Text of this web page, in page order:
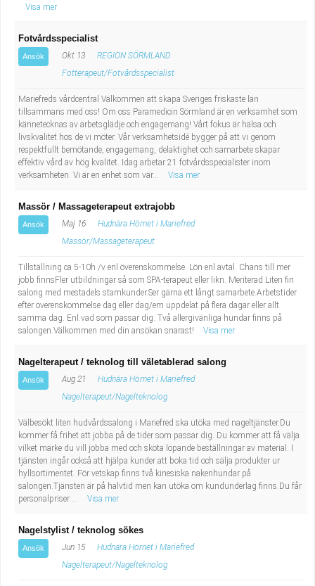
Visa mer
Fotvårdsspecialist
Ansök Okt 13
REGION SÖRMLAND
Fotterapeut/Fotvårdsspecialist
Mariefreds vårdcentral Välkommen att skapa Sveriges friskaste län
tillsammans med oss! Om oss Paramedicin Sörmland är en verksamhet som
kännetecknas av arbetsglädje och engagemang! Vårt fokus är hälsa och
livskvalitet hos de vi möter. Vår verksamhetsidé bygger på att vi genom
respektfullt bemötande, engagemang, delaktighet och samarbete skapar
effektiv vård av hög kvalitet. Idag arbetar 21 fotvårdsspecialister inom
verksamheten. Vi är en enhet som vär...
Visa mer
Massör / Massageterapeut extrajobb
Ansök Maj 16
Hudnära Hörnet i Mariefred
Massör/Massageterapeut
Tillställning ca 5-10h /v enl överenskommelse. Lön enl avtal. Chans till mer
jobb finnsFler utbildningar så som SPA-terapeut eller likn. Meriterad.Liten fin
salong med mestadels stamkunder.Ser gärna ett långt samarbete.Arbetstider
efter överenskommelse dag eller dag/em uppdelat på flera dagar eller allt
samma dag. Enl.vad som passar dig. Två allergivänliga hundar finns på
salongen.Välkommen med din ansökan snarast!
Visa mer
Nagelterapeut / teknolog till väletablerad salong
Ansök Aug 21
Hudnära Hörnet i Mariefred
Nagelterapeut/Nagelteknolog
Välbesökt liten hudvårdssalong i Mariefred ska utöka med nageltjänster.Du
kommer få frihet att jobba på de tider som passar dig. Du kommer att få välja
vilket märke du vill jobba med och sköta löpande beställningar av material. I
tjänsten ingår också att hjälpa kunder att boka tid och sälja produkter ur
hyllsortimentet. För vetskap finns två kinesiska nakenhundar på
salongen.Tjänsten är på halvtid men kan utöka om kundunderlag finns.Du får
personalpriser ...
Visa mer
Nagelstylist / teknolog sökes
Ansök Jun 15
Hudnära Hörnet i Mariefred
Nagelterapeut/Nagelteknolog